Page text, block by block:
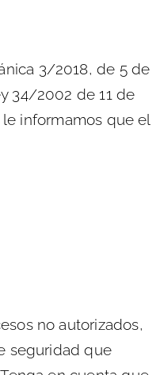
3/2018, de 5 de
34/2002 de 11 de
informamos que el
no autorizados,
seguridad que